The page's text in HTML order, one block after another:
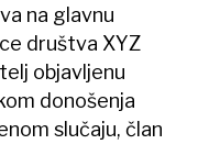
na glavnu
društva XYZ
objavljenu
donošenja
slučaju, član